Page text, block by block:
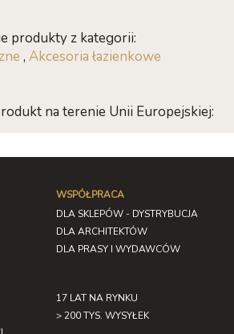
produkty z kategorii:
, Akcesoria łazienkowe
na terenie Unii Europejskiej:
WSPÓŁPRACA
DLA SKLEPÓW - DYSTRYBUCJA
DLA ARCHITEKTÓW
DLA PRASY I WYDAWCÓW
17 LAT NA RYNKU
> 200 TYS. WYSYŁEK